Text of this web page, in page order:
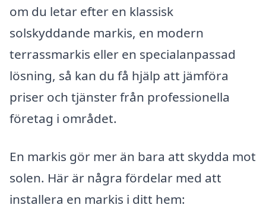
om du letar efter en klassisk
solskyddande markis, en modern
terrassmarkis eller en specialanpassad
lösning, så kan du få hjälp att jämföra
priser och tjänster från professionella
företag i området.
En markis gör mer än bara att skydda mot
solen. Här är några fördelar med att
installera en markis i ditt hem: